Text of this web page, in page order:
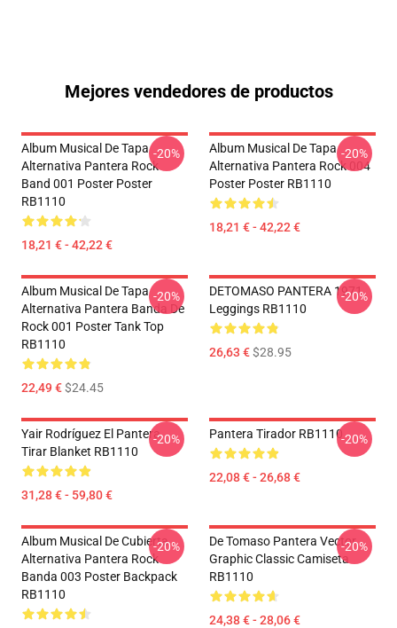
Mejores vendedores de productos
Album Musical De Tapa
Alternativa Pantera Rock
Band 001 Poster Poster
RB1110
18,21 € - 42,22 €
-20%
Album Musical De Tapa
Alternativa Pantera Rock 004
Poster Poster RB1110
18,21 € - 42,22 €
-20%
Album Musical De Tapa
Alternativa Pantera Banda De
Rock 001 Poster Tank Top
RB1110
22,49 €$24.45
-20%
DETOMASO PANTERA 1971
Leggings RB1110
26,63 €$28.95
-20%
Yair Rodríguez El Pantera
Tirar Blanket RB1110
31,28 € - 59,80 €
-20% Pantera Tirador RB1110
22,08 € - 26,68 €
-20%
Album Musical De Cubierta
Alternativa Pantera Rock
Banda 003 Poster Backpack
RB1110
-20%
De Tomaso Pantera Vector
Graphic Classic Camiseta
RB1110
24,38 € - 28,06 €
-20%